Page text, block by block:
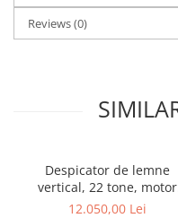
Reviews(0)
Despicator de lemne
vertical, 22 tone, motor
termic Kohler 6.5 CP,
12.050,00 Lei